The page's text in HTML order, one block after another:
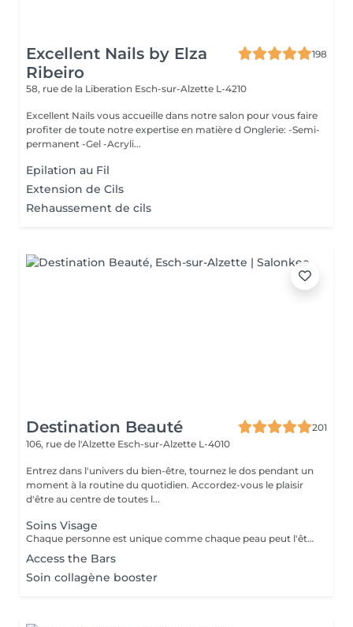
Excellent Nails by Elza
Ribeiro
198
58, rue de la Liberation Esch-sur-Alzette L-4210
Excellent Nails vous accueille dans notre salon pour vous faire
profiter de toute notre expertise en matière d Onglerie: -Semi-
permanent -Gel -Acryli...
Epilation au Fil
Extension de Cils
Rehaussement de cils
Destination Beauté
201
106, rue de l'Alzette Esch-sur-Alzette L-4010
Entrez dans l'univers du bien-être, tournez le dos pendant un
moment à la routine du quotidien. Accordez-vous le plaisir
d'être au centre de toutes l...
Soins Visage
Chaque personne est unique comme chaque peau peut l'être. Nous offrons à votre peau ce dont elle a précisément besoin. Adaptés aux besoins individuels de votre peau, nous la traitons avec les produits de la gamme SKINOVAGEPX et avec le massage unique Touche Efficace.
Access the Bars
Soin collagène booster